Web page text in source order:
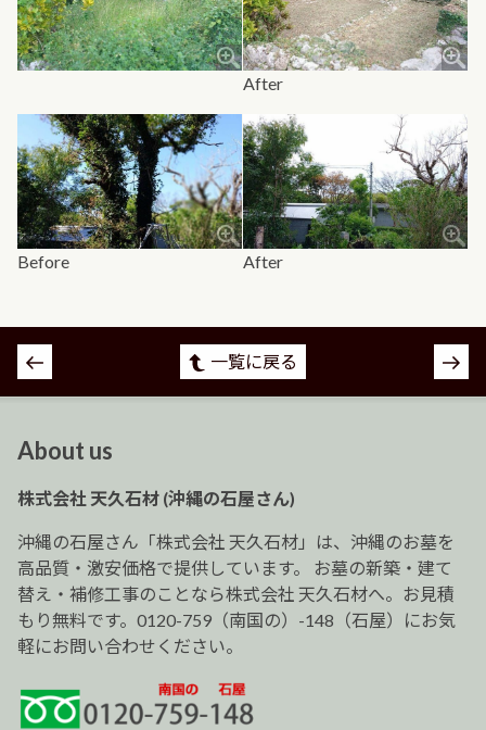
After
Before After
投
稿
ゲ
ー
ョ
ン
一覧に戻る
About us
株式会社 天久石材 (沖縄の石屋さん)
沖縄の石屋さん「株式会社 天久石材」は、沖縄のお墓を
高品質・激安価格で提供しています。 お墓の新築・建て
替え・補修工事のことなら株式会社 天久石材へ。お見積
もり無料です。0120-759（南国の）-148（石屋）にお気
軽にお問い合わせください。